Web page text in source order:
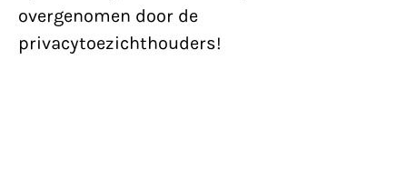
overgenomen door de
privacytoezichthouders!